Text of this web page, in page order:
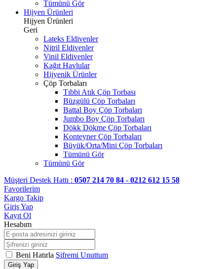
Tümünü Gör
Hijyen Ürünleri
Hijyen Ürünleri
Geri
Lateks Eldivenler
Nitril Eldivenler
Vinil Eldivenler
Kağıt Havlular
Hijyenik Ürünler
Çöp Torbaları
Tıbbi Atık Çöp Torbası
Büzgülü Çöp Torbaları
Battal Boy Çöp Torbaları
Jumbo Boy Çöp Torbaları
Dökk Dökme Çöp Torbaları
Konteyner Çöp Torbaları
Büyük/Orta/Mini Çöp Torbaları
Tümünü Gör
Tümünü Gör
Müşteri Destek Hattı : 0507 214 70 84 - 0212 612 15 58
Favorilerim
Kargo Takip
Giriş Yap
Kayıt Ol
Hesabım
Beni Hatırla Şifremi Unuttum
Giriş Yap